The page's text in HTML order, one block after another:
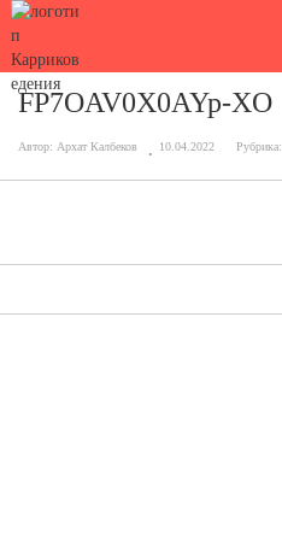
FP7OAV0X0AYp-XO
Автор: Архат Калбеков 10.04.2022 Рубрика: